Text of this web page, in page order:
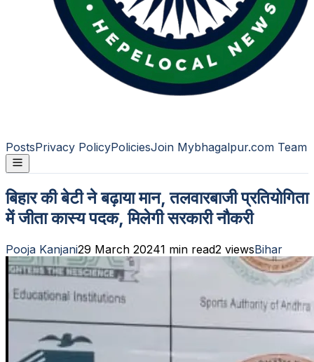
PostsPrivacy PolicyPoliciesJoin Mybhagalpur.com Team
बिहार की बेटी ने बढ़ाया मान, तलवारबाजी प्रतियोगिता
में जीता कास्य पदक, मिलेगी सरकारी नौकरी
Pooja Kanjani29 March 20241 min read2 viewsBihar